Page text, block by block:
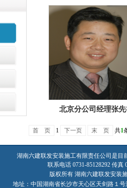
北京分公司经理张
首 页 1 下一页 末 页 共1
湖南六建联发安装施工有限责任公司是
联系电话 0731-85128292 传真
版权所有 湖南六建联发安装
地址：中国湖南省长沙市天心区天剑路１号